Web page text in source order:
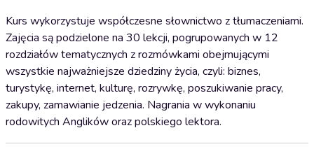
Kurs wykorzystuje współczesne słownictwo z tłumaczeniami.
Zajęcia są podzielone na 30 lekcji, pogrupowanych w 12
rozdziałów tematycznych z rozmówkami obejmującymi
wszystkie najważniejsze dziedziny życia, czyli: biznes,
turystykę, internet, kulturę, rozrywkę, poszukiwanie pracy,
zakupy, zamawianie jedzenia. Nagrania w wykonaniu
rodowitych Anglików oraz polskiego lektora.